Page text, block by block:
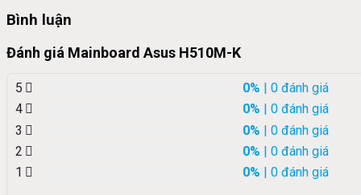
Bình luận
Đánh giá Mainboard Asus H510M-K
5 0% | 0 đánh giá
4
0% | 0 đánh giá
3
0% | 0 đánh giá
2
0% | 0 đánh giá
1
0% | 0 đánh giá